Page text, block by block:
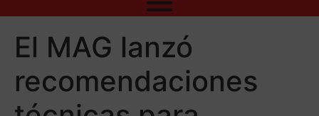
El MAG lanzó
recomendaciones